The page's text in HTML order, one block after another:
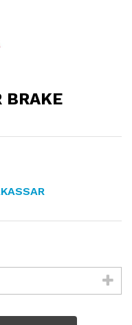
BRAKE